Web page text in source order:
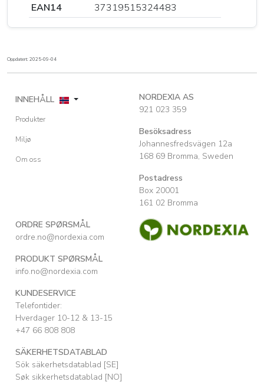
EAN14
37319515324483
Oppdatert: 2025-09-04
INNEHÅLL
Produkter
Miljø
Om oss
NORDEXIA AS
921 023 359
Besöksadress
Johannesfredsvägen 12a
168 69 Bromma, Sweden
Postadress
Box 20001
161 02 Bromma
ORDRE SPØRSMÅL
ordre.no@nordexia.com
PRODUKT SPØRSMÅL
info.no@nordexia.com
KUNDESERVICE
Telefontider:
Hverdager 10-12 & 13-15
+47 66 808 808
SÄKERHETSDATABLAD
Sök säkerhetsdatablad [SE]
Søk sikkerhetsdatablad [NO]